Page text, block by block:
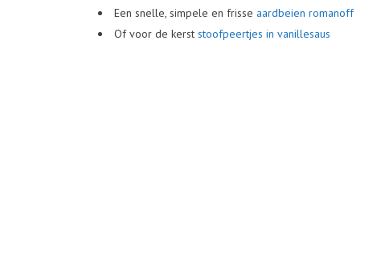
Een snelle, simpele en frisse aardbeien romanoff
Of voor de kerst stoofpeertjes in vanillesaus